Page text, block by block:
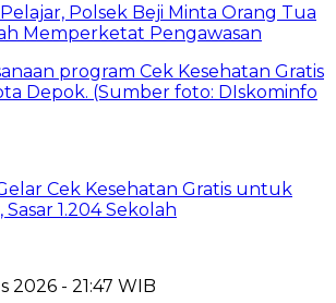
Polsek Beji Minta Orang Tua
Memperketat Pengawasan
Cek Kesehatan Gratis untuk
1.204 Sekolah
2026 - 21:47 WIB